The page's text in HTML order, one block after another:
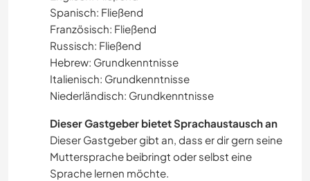
Spanisch: Fließend
Französisch: Fließend
Russisch: Fließend
Hebrew: Grundkenntnisse
Italienisch: Grundkenntnisse
Niederländisch: Grundkenntnisse
Dieser Gastgeber bietet Sprachaustausch an
Dieser Gastgeber gibt an, dass er dir gern seine
Muttersprache beibringt oder selbst eine
Sprache lernen möchte.